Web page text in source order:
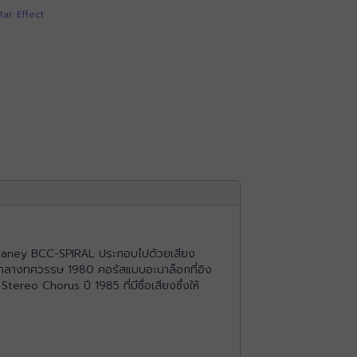
Effect
BCC-SPIRAL ประกอบไปด้วยเสียง
างทศวรรษ 1980 คอรัสแบบอะนาล็อกที่อิง
Chorus ปี 1985 ที่มีชื่อเสียงซึ่งให้